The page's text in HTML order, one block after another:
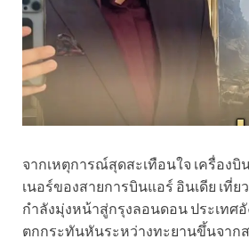
จากเหตุการณ์สุดสะเทือนใจ เครื่องบิ
เนอร์ของสายการบินแอร์ อินเดีย เที่
กำลังมุ่งหน้าสู่กรุงลอนดอน ประเทศอั
ตกกระทันหันระหว่างทะยานขึ้นจา